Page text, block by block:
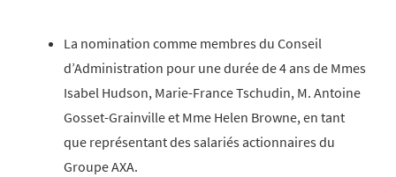
La nomination comme membres du Conseil
d’Administration pour une durée de 4 ans de Mmes
Isabel Hudson, Marie-France Tschudin, M. Antoine
Gosset-Grainville et Mme Helen Browne, en tant
que représentant des salariés actionnaires du
Groupe AXA.